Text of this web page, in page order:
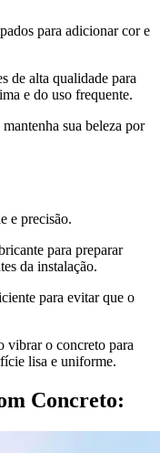
para adicionar cor e
de alta qualidade para
e do uso frequente.
sua beleza por
e precisão.
para preparar
da instalação.
para evitar que o
vibrar o concreto para
lisa e uniforme.
Concreto: